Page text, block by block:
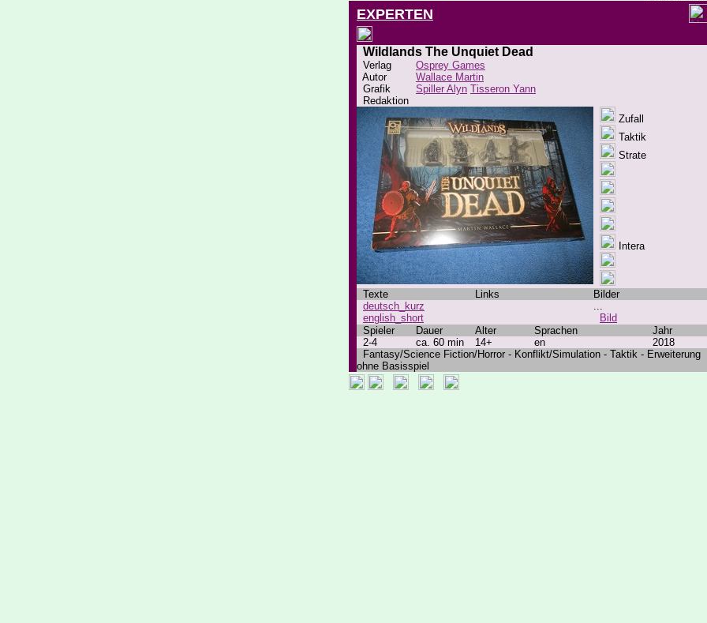
EXPERTEN
Wildlands The Unquiet Dead
Verlag
Osprey Games
Autor
Wallace Martin
Grafik
Spiller Alyn Tisseron Yann
Redaktion
Zufall
Taktik
Strate
Intera
Texte Links
Bilder
deutsch_kurz
english_short
...
Bild
Spieler
Dauer Alter Sprachen
Jahr
2-4
ca. 60 min 14+ en
2018
Fantasy/Science Fiction/Horror - Konflikt/Simulation - Taktik - Erweiterung
ohne Basisspiel